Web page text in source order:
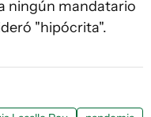
ningún mandatario
"hipócrita".